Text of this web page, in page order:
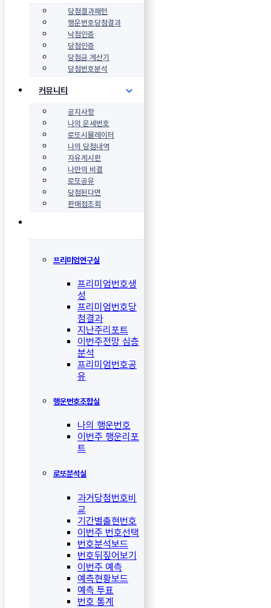
당첨결과패턴
행운번호당첨결과
낙첨인증
당첨인증
당첨금 계산기
당첨번호분석
커뮤니티
공지사항
나의 운세번호
로또시뮬레이터
나의 당첨내역
자유게시판
나만의 비결
로또공유
당첨된다면
판매점조회
프리미엄연구실
프리미엄번호생
성
프리미엄번호당
첨결과
지난주리포트
이번주전망 심층
분석
프리미엄번호공
유
행운번호조합실
나의 행운번호
이번주 행운리포
트
로또분석실
과거당첨번호비
교
기간별출현번호
이번주 번호선택
번호분석보드
번호뒤짚어보기
이번주 예측
예측현황보드
예측 투표
번호 통계